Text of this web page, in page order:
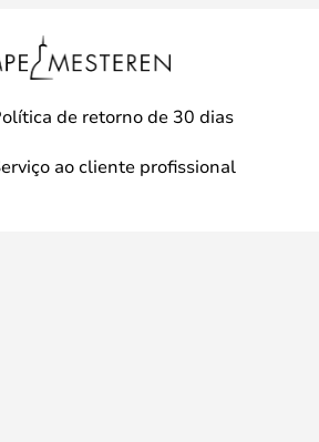
de retorno de 30 dias
ao cliente profissional